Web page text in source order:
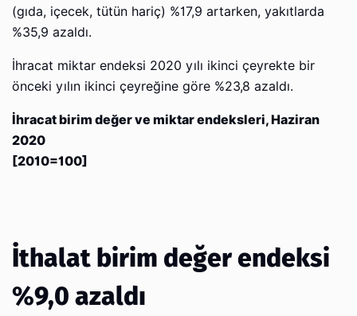
(gıda, içecek, tütün hariç) %17,9 artarken, yakıtlarda
%35,9 azaldı.
İhracat miktar endeksi 2020 yılı ikinci çeyrekte bir
önceki yılın ikinci çeyreğine göre %23,8 azaldı.
İhracat birim değer ve miktar endeksleri, Haziran
2020
[2010=100]
İthalat birim değer endeksi
%9,0 azaldı